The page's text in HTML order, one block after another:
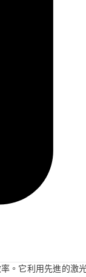
。它利用先進的激